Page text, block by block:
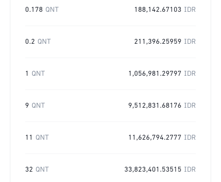
0.178 QNT 188,142.67103 IDR
0.2 QNT 211,396.25959 IDR
1 QNT 1,056,981.29797 IDR
9 QNT 9,512,831.68176 IDR
11 QNT 11,626,794.2777 IDR
32 QNT 33,823,401.53515 IDR